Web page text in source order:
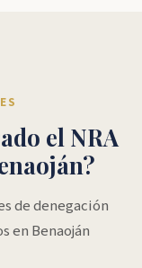
el NRA
de denegación
en Benaoján